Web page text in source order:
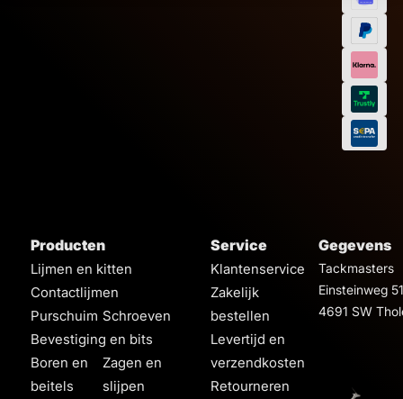
Producten
Lijmen en kitten
Contactlijmen
Purschuim Schroeven
Bevestiging en bits
Boren en
beitels
Zagen en
slijpen
Service
Klantenservice
Zakelijk
bestellen
Levertijd en
verzendkosten
Retourneren
Gegevens
Tackmasters
Einsteinweg 51
4691 SW